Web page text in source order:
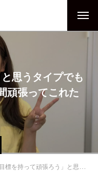
思うタイプでも
頑張ってこれた
を持って頑張ろう」と思うタイプでもない私が、この会社で8年間頑張ってこれた理由